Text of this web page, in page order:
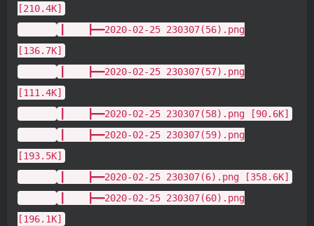
[210.4K]
┃ ┣━━2020-02-25 230307(56).png
[136.7K]
┃ ┣━━2020-02-25 230307(57).png
[111.4K]
┃ ┣━━2020-02-25 230307(58).png [90.6K]
┃ ┣━━2020-02-25 230307(59).png
[193.5K]
┃ ┣━━2020-02-25 230307(6).png [358.6K]
┃ ┣━━2020-02-25 230307(60).png
[196.1K]